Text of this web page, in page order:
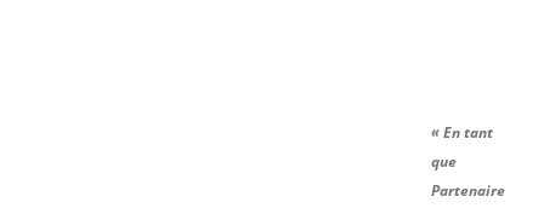
« En tant
que
Partenaire